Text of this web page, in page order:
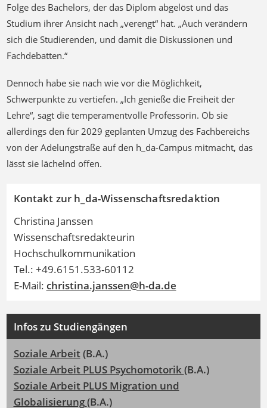
Folge des Bachelors, der das Diplom abgelöst und das
Studium ihrer Ansicht nach „verengt“ hat. „Auch verändern
sich die Studierenden, und damit die Diskussionen und
Fachdebatten.“
Dennoch habe sie nach wie vor die Möglichkeit,
Schwerpunkte zu vertiefen. „Ich genieße die Freiheit der
Lehre“, sagt die temperamentvolle Professorin. Ob sie
allerdings den für 2029 geplanten Umzug des Fachbereichs
von der Adelungstraße auf den h_da-Campus mitmacht, das
lässt sie lächelnd offen.
Kontakt zur h_da-Wissenschaftsredaktion
Christina Janssen
Wissenschaftsredakteurin
Hochschulkommunikation
Tel.: +49.6151.533-60112
E-Mail: christina.janssen@h-da.de
Infos zu Studiengängen
Soziale Arbeit(B.A.)
Soziale Arbeit PLUS Psychomotorik(B.A.)
Soziale Arbeit PLUS Migration und
Globalisierung(B.A.)